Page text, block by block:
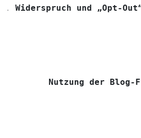
Widerspruch und „Opt-
Nutzung der Blog-